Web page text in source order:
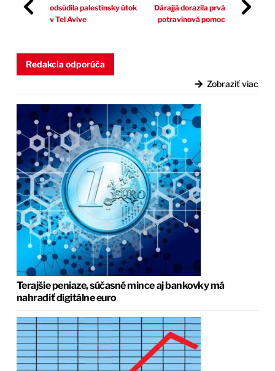
odsúdila palestínsky útok
v Tel Avive
Dárajjá dorazila prvá
potravinová pomoc
Redakcia odporúča
Zobraziť viac
Terajšie peniaze, súčasné mince aj bankovky má
nahradiť digitálne euro